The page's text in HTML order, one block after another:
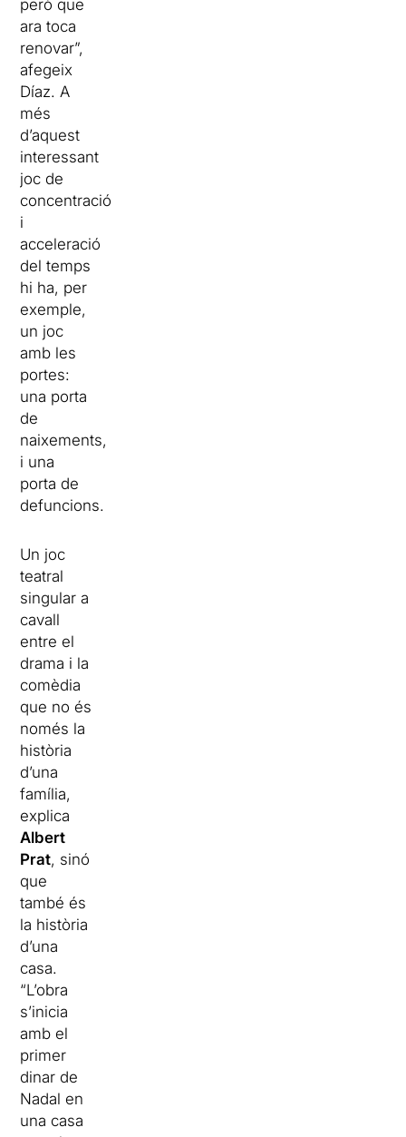
però que
ara toca
renovar”,
afegeix
Díaz. A
més
d’aquest
interessant
joc de
concentració
i
acceleració
del temps
hi ha, per
exemple,
un joc
amb les
portes:
una porta
de
naixements,
i una
porta de
defuncions.
Un joc
teatral
singular a
cavall
entre el
drama i la
comèdia
que no és
només la
història
d’una
família,
explica
Albert
Prat, sinó
que
també és
la història
d’una
casa.
“L’obra
s’inicia
amb el
primer
dinar de
Nadal en
una casa